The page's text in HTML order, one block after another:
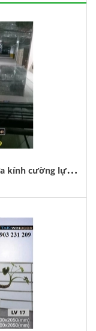
B
áo giá tháo dỡ, lắp đặt vách kính, cửa kính cường lực tại royal city